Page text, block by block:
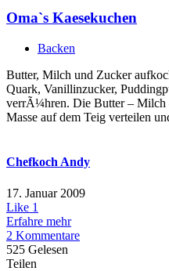
Oma`s Kaesekuchen
Backen
Butter, Milch und Zucker
Quark, Vanillinzucker,
verrÃ¼hren. Die Butter – Milch
Masse auf dem Teig verteilen
Chefkoch Andy
17. Januar 2009
Like 1
Erfahre mehr
2 Kommentare
525 Gelesen
Teilen